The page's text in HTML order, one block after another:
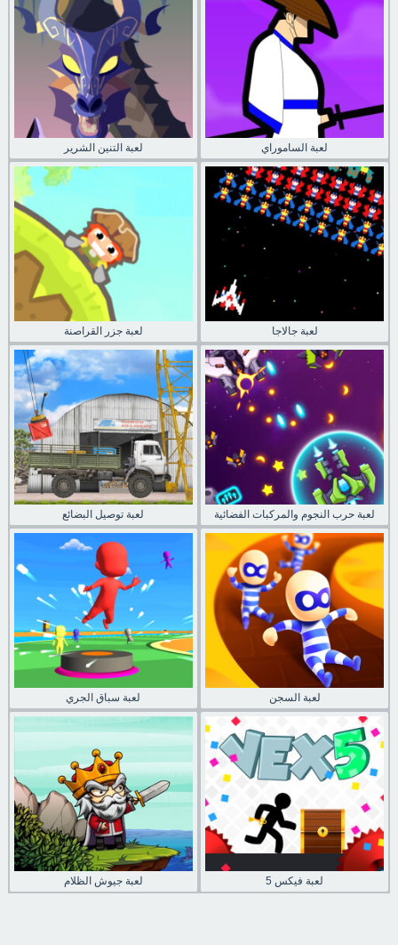
لعبة التنين الشرير لعبة الساموراي
لعبة جزر القراصنة لعبة جالاجا
لعبة توصيل البضائع لعبة حرب النجوم والمركبات الفضائية
لعبة سباق الجري لعبة السجن
لعبة جيوش الظلام لعبة فيكس 5